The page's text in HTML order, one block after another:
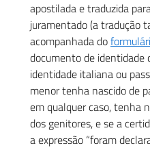
apostilada e traduzida
juramentado (a tradução
acompanhada do
documento de identidade
identidade italiana ou
menor tenha nascido de
em qualquer caso, tenha
dos genitores, e se a
a expressão “foram